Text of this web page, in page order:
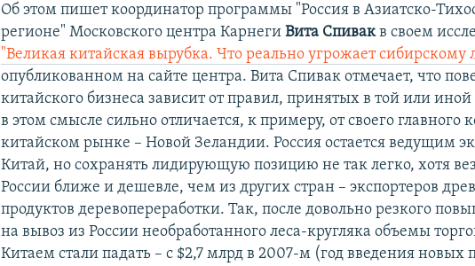
Об этом пишет координатор программы "Россия в Азиатско-
регионе" Московского центра КарнегиВита Спивакв своем
"Великая китайская вырубка. Что реально угрожает сибирскому
опубликованном на сайте центра. Вита Спивак отмечает, что
китайского бизнеса зависит от правил, принятых в той или
в этом смысле сильно отличается, к примеру, от своего главного
китайском рынке – Новой Зеландии. Россия остается ведущим
Китай, но сохранять лидирующую позицию не так легко, хотя
России ближе и дешевле, чем из других стран – экспортеров
продуктов деревопереработки. Так, после довольно резкого
на вывоз из России необработанного леса-кругляка объемы
Китаем стали падать – с $2,7 млрд в 2007-м (год введения новых